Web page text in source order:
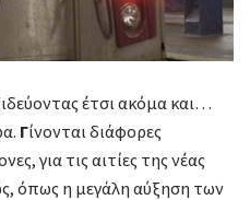
έτσι ακόμα και…
Γίνονται διάφορες
για τις αιτίες της νέας
όπως η μεγάλη αύξηση των